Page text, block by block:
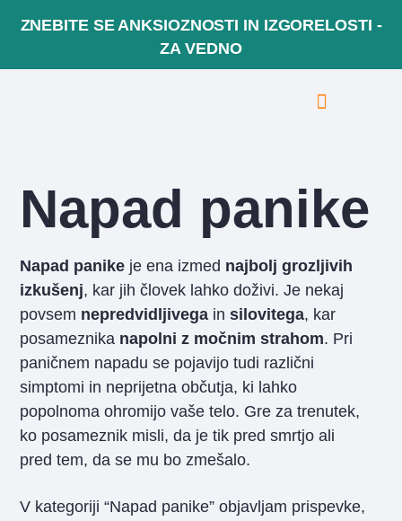
ZNEBITE SE ANKSIOZNOSTI IN IZGORELOSTI -
ZA VEDNO
Napad panike
Napad panike je ena izmed najbolj grozljivih
izkušenj, kar jih človek lahko doživi. Je nekaj
povsem nepredvidljivega insilovitega, kar
posameznika napolni z močnim strahom. Pri
paničnem napadu se pojavijo tudi različni
simptomi in neprijetna občutja, ki lahko
popolnoma ohromijo vaše telo. Gre za trenutek,
ko posameznik misli, da je tik pred smrtjo ali
pred tem, da se mu bo zmešalo.
V kategoriji “Napad panike” objavljam prispevke,